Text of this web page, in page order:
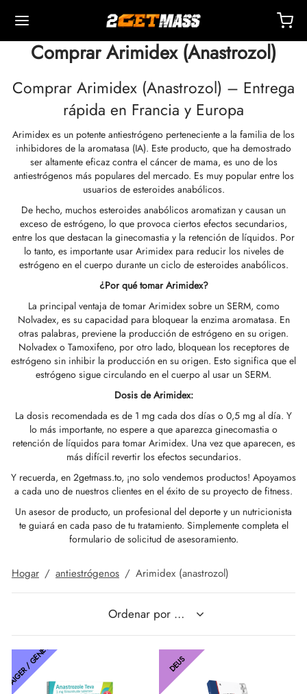
Comprar Arimidex (Anastrozol)
Comprar Arimidex (Anastrozol) – Entrega
rápida en Francia y Europa
Arimidex es un potente antiestrógeno perteneciente a la familia de los
inhibidores de la aromatasa (IA). Este producto, que ha demostrado
ser altamente eficaz contra el cáncer de mama, es uno de los
antiestrógenos más populares del mercado. Es muy popular entre los
usuarios de esteroides anabólicos.
De hecho, muchos esteroides anabólicos aromatizan y causan un
exceso de estrógeno, lo que provoca ciertos efectos secundarios,
entre los que destacan la ginecomastia y la retención de líquidos. Por
lo tanto, es importante usar Arimidex para reducir los niveles de
estrógeno en el cuerpo durante un ciclo de esteroides anabólicos.
¿Por qué tomar Arimidex?
La principal ventaja de tomar Arimidex sobre un SERM, como
Nolvadex, es su capacidad para bloquear la enzima aromatasa. En
otras palabras, previene la producción de estrógeno en su origen.
Nolvadex o Tamoxifeno, por otro lado, bloquean los receptores de
estrógeno sin inhibir la producción en su origen. Esto significa que el
estrógeno sigue circulando en el cuerpo al usar un SERM.
Dosis de Arimidex:
La dosis recomendada es de 1 mg cada dos días o 0,5 mg al día. Y
lo más importante, no espere a que aparezca ginecomastia o
retención de líquidos para tomar Arimidex. Una vez que aparecen, es
más difícil revertir los efectos secundarios.
Y recuerda, en 2getmass.to, ¡no solo vendemos productos! Apoyamos
a cada uno de nuestros clientes en el éxito de su proyecto de fitness.
Un asesor de producto, un profesional del deporte y un nutricionista
te guiará en cada paso de tu tratamiento. Simplemente completa el
formulario de solicitud de asesoramiento.
Hogar / antiestrógenos / Arimidex (anastrozol)
THAIGER / GENÉTICA DEUS
Back
🇪🇺
Entrega Y Venta Minorista Por Almacén
INT. 🌍
🇪🇺 🌍
UE 🇪🇺
PHARMA 🇪🇺
/ SOMATROP 🇪🇺
PHARMA 🇪🇺
/ GENETIC 🇪🇺
🇪🇺
Back
Unidos 🇺🇸
Entrega Y Venta Minorista Por Almacén
USA 🇺🇸
USA 🇺🇸
/ PHARMACOM INT. 🌍
SHREE/ POWERBOLIC – Asia 🇺🇸
Back
🌍
Entrega Y Venta Minorista Por Almacén
🇪🇺 🌍
SHREE/ POWERBOLIC – Asia 🇺🇸
PHARMA 🇪🇺🌍
/ PHARMACOM INT. 🌍
Back
De 1-Testosterona (DHB)
De Anadrol (oximetolona)
Durabolin (decanoato De Nandrolona)
Inyectable (metandienona)
De Esteroides (inyección)
De Masteron (Drostanolona)
De Nandrolona (NPP)
Inyectable (metenolona)
De Trestolona (MENT)
Inyectable (estanozolol)
Back
De Masteron (Drostanolona)
De Masteron (drostanolona)
De Masteron (Drostanolona)
Back
De Trembolona
De Trembolona
(trembolona Hexa)
Back
Testosterona (suspensión)
De Testosterona
De Testosterona
De Testosterona
Oral
De Testosterona
Sustanon
De Testosterona
Back
(oximetolona) Oral
(oxandrolona)
Oral (metandienona)
(fluoximesterona)
De Esteroides (oral)
(oral)
Oral (acetato De Metenolona)
De Estenbolona
Back
/ T6
T4
T3 / T4
Back
(anastrozol)
(clomifeno)
Gonadotropina
(tamoxifeno)
(Mesterolona)
Del Hígado
Back
De Inyección
Sanguínea Por EPO
(hormonas De Crecimiento Humano)
I
De Peso
Sexuales
Back
De Inyección
Para Inyección Intramuscular
Para Inyección Subcutánea
Back
I
De HGH
Back
II
GRF 1-29
C
(Ozempic)
Alfa
(Mounjaro)
GnRH
Back
De Peso
(sibutramina)
T4
(Ozempic)
(Mounjaro)
Back
– Cardarine
– Ostarina
– Ibutamoren
Mastorin
– Stenabolic
Back
Antienvejecimiento
De Resistencia
Para Bajar De Peso
De Ganancia De Masa
De Ganancia De Masa Magra
De Mujeres
Back
De Soporte
– Preguntas Frecuentes
Informativo
Recibido
Del Paquete
Back
De Pago
Un Descuento
Mi Pago
Bancaria
(USA)